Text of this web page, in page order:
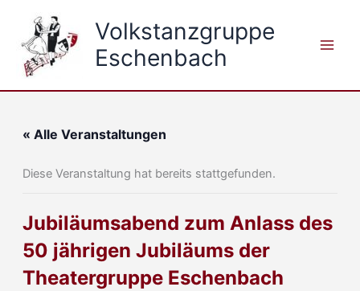
springen
Volkstanzgruppe
Eschenbach
« Alle Veranstaltungen
Diese Veranstaltung hat bereits stattgefunden.
Jubiläumsabend zum Anlass des
50 jährigen Jubiläums der
Theatergruppe Eschenbach